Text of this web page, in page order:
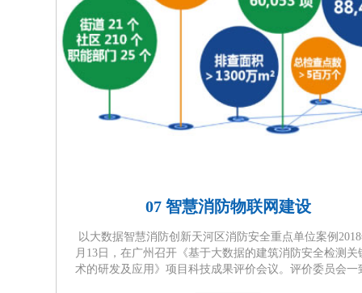
07 智慧消防物联网建设
以大数据智慧消防创新天河区消防安全重点单位案例
月13日，在广州召开《基于大数据的建筑消防安全检测关
术的研发及应用》项目科技成果评价会议。评价委员会一